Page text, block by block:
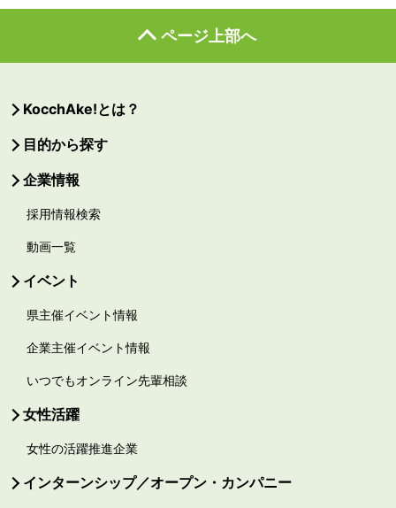
ページ上部へ
KocchAke!とは？
目的から探す
企業情報
採用情報検索
動画一覧
イベント
県主催イベント情報
企業主催イベント情報
いつでもオンライン先輩相談
女性活躍
女性の活躍推進企業
インターンシップ／オープン・カンパニー